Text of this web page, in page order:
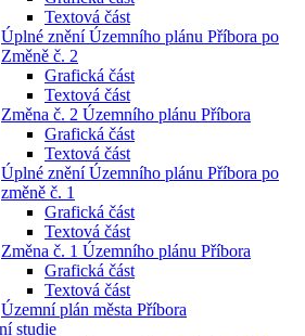
Textová část
Úplné znění Územního plánu Příbora po
Změně č. 2
Grafická část
Textová část
Změna č. 2 Územního plánu Příbora
Grafická část
Textová část
Úplné znění Územního plánu Příbora po
změně č. 1
Grafická část
Textová část
Změna č. 1 Územního plánu Příbora
Grafická část
Textová část
Územní plán města Příbora
studie